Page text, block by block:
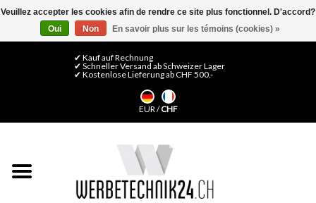
0 Articles - CHF 0,00
✔ Kauf auf Rechnung
✔ Schneller Versand ab Schweizer Lager
✔ Kostenlose Lieferung ab CHF 500.-
EUR/CHF
Films de décoration
Veuillez accepter les cookies afin de rendre ce site plus fonctionnel. D'accord?
Oui
Non En savoir plus sur les témoins (cookies) »